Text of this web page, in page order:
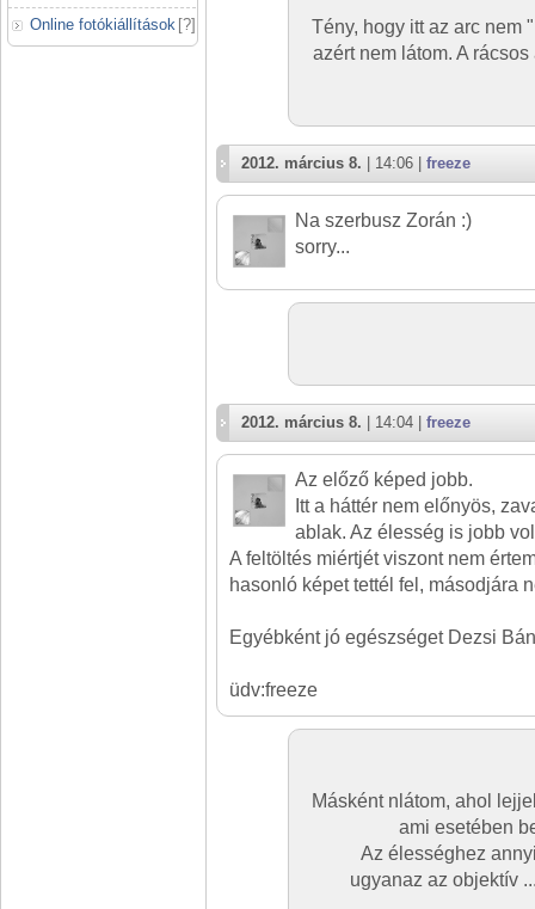
Online fotókiállítások [?]
Tény, hogy itt az arc nem
azért nem látom. A
2012. március 8. | 14:06 | freeze
Na szerbusz Zorán :)
sorry...
2012. március 8. | 14:04 | freeze
Az előző képed jobb.
Itt a háttér nem előnyös,
ablak. Az élesség is jobb
A feltöltés miértjét viszont nem
hasonló képet tettél fel, másodjára
Egyébként jó egészséget Dezsi
üdv:freeze
Másként nlátom, ahol
ami esetében
Az élességhez
ugyanaz az objektív